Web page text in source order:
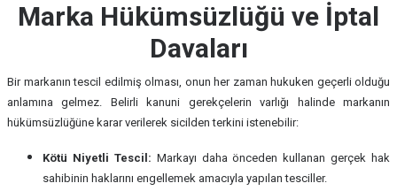
Marka Hükümsüzlüğü ve İptal
Davaları
Bir markanın tescil edilmiş olması, onun her zaman hukuken geçerli olduğu
anlamına gelmez. Belirli kanuni gerekçelerin varlığı halinde markanın
hükümsüzlüğüne karar verilerek sicilden terkini istenebilir:
Kötü Niyetli Tescil: Markayı daha önceden kullanan gerçek hak
sahibinin haklarını engellemek amacıyla yapılan tesciller.